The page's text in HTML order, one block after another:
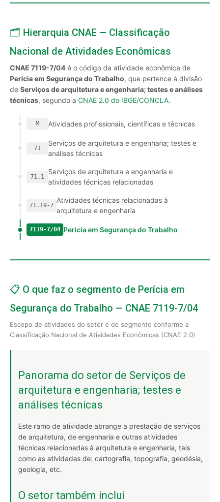
🗂️ Hierarquia CNAE — Classificação
Nacional de Atividades Econômicas
CNAE 7119-7/04 é o código da atividade econômica de
Perícia em Segurança do Trabalho, que pertence à divisão
de Serviços de arquitetura e engenharia; testes e análises
técnicas, segundo a CNAE 2.0 do IBGE/CONCLA.
M Atividades profissionais, científicas e técnicas
71
Serviços de arquitetura e engenharia; testes e
análises técnicas
71.1
Serviços de arquitetura e engenharia e
atividades técnicas relacionadas
71.19-7
Atividades técnicas relacionadas à
arquitetura e engenharia
7119-7/04 Perícia em Segurança do Trabalho
📋 O que faz o segmento de Perícia em
Segurança do Trabalho — CNAE 7119-7/04
Escopo de atividades do setor e do segmento conforme a
Classificação Nacional de Atividades Econômicas (CNAE 2.0)
Panorama do setor de Serviços de
arquitetura e engenharia; testes e
análises técnicas
Este ramo de atividade abrange a prestação de serviços
de arquitetura, de engenharia e outras atividades
técnicas relacionadas à arquitetura e engenharia, tais
como as atividades de: cartografia, topografia, geodésia,
geologia, etc.
O setor também inclui